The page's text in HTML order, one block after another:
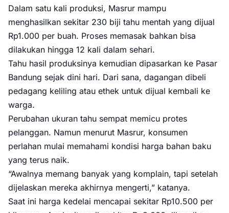
Dalam satu kali produksi, Masrur mampu
menghasilkan sekitar 230 biji tahu mentah yang dijual
Rp1.000 per buah. Proses memasak bahkan bisa
dilakukan hingga 12 kali dalam sehari.
Tahu hasil produksinya kemudian dipasarkan ke Pasar
Bandung sejak dini hari. Dari sana, dagangan dibeli
pedagang keliling atau ethek untuk dijual kembali ke
warga.
Perubahan ukuran tahu sempat memicu protes
pelanggan. Namun menurut Masrur, konsumen
perlahan mulai memahami kondisi harga bahan baku
yang terus naik.
“Awalnya memang banyak yang komplain, tapi setelah
dijelaskan mereka akhirnya mengerti,” katanya.
Saat ini harga kedelai mencapai sekitar Rp10.500 per